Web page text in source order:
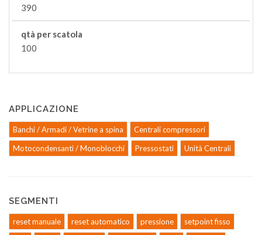
390
qtà per scatola
100
APPLICAZIONE
Banchi / Armadi / Vetrine a spina
Centrali compressori
Motocondensanti / Monoblocchi
Pressostati Unità Centrali
SEGMENTI
reset manuale reset automatico pressione
setpoint fisso